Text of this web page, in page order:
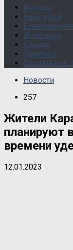
Анонсы
Банк идей
Интервью
Кавказ
Проекты
Социальное
Новости
257
Жители
планируют
времени
12.01.2023